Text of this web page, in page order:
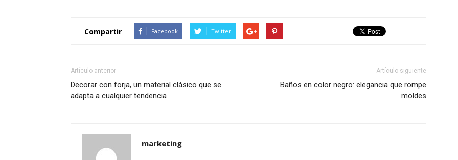
Compartir Facebook Twitter
Artículo anterior
Decorar con forja, un material clásico que se
adapta a cualquier tendencia
Artículo siguiente
Baños en color negro: elegancia que rompe
moldes
marketing